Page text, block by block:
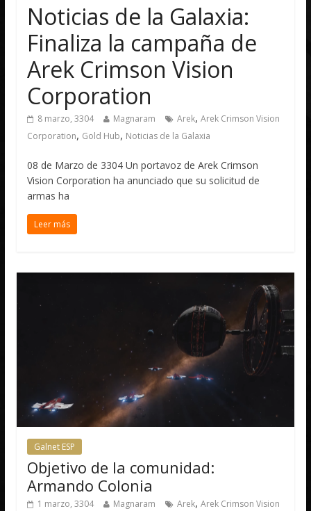
Noticias de la Galaxia:
Finaliza la campaña de
Arek Crimson Vision
Corporation
8 marzo, 3304 Magnaram Arek,Arek Crimson Vision
Corporation, Gold Hub, Noticias de la Galaxia
08 de Marzo de 3304 Un portavoz de Arek Crimson
Vision Corporation ha anunciado que su solicitud de
armas ha
Leer más
Galnet ESP
Objetivo de la comunidad:
Armando Colonia
1 marzo, 3304 Magnaram Arek,Arek Crimson Vision